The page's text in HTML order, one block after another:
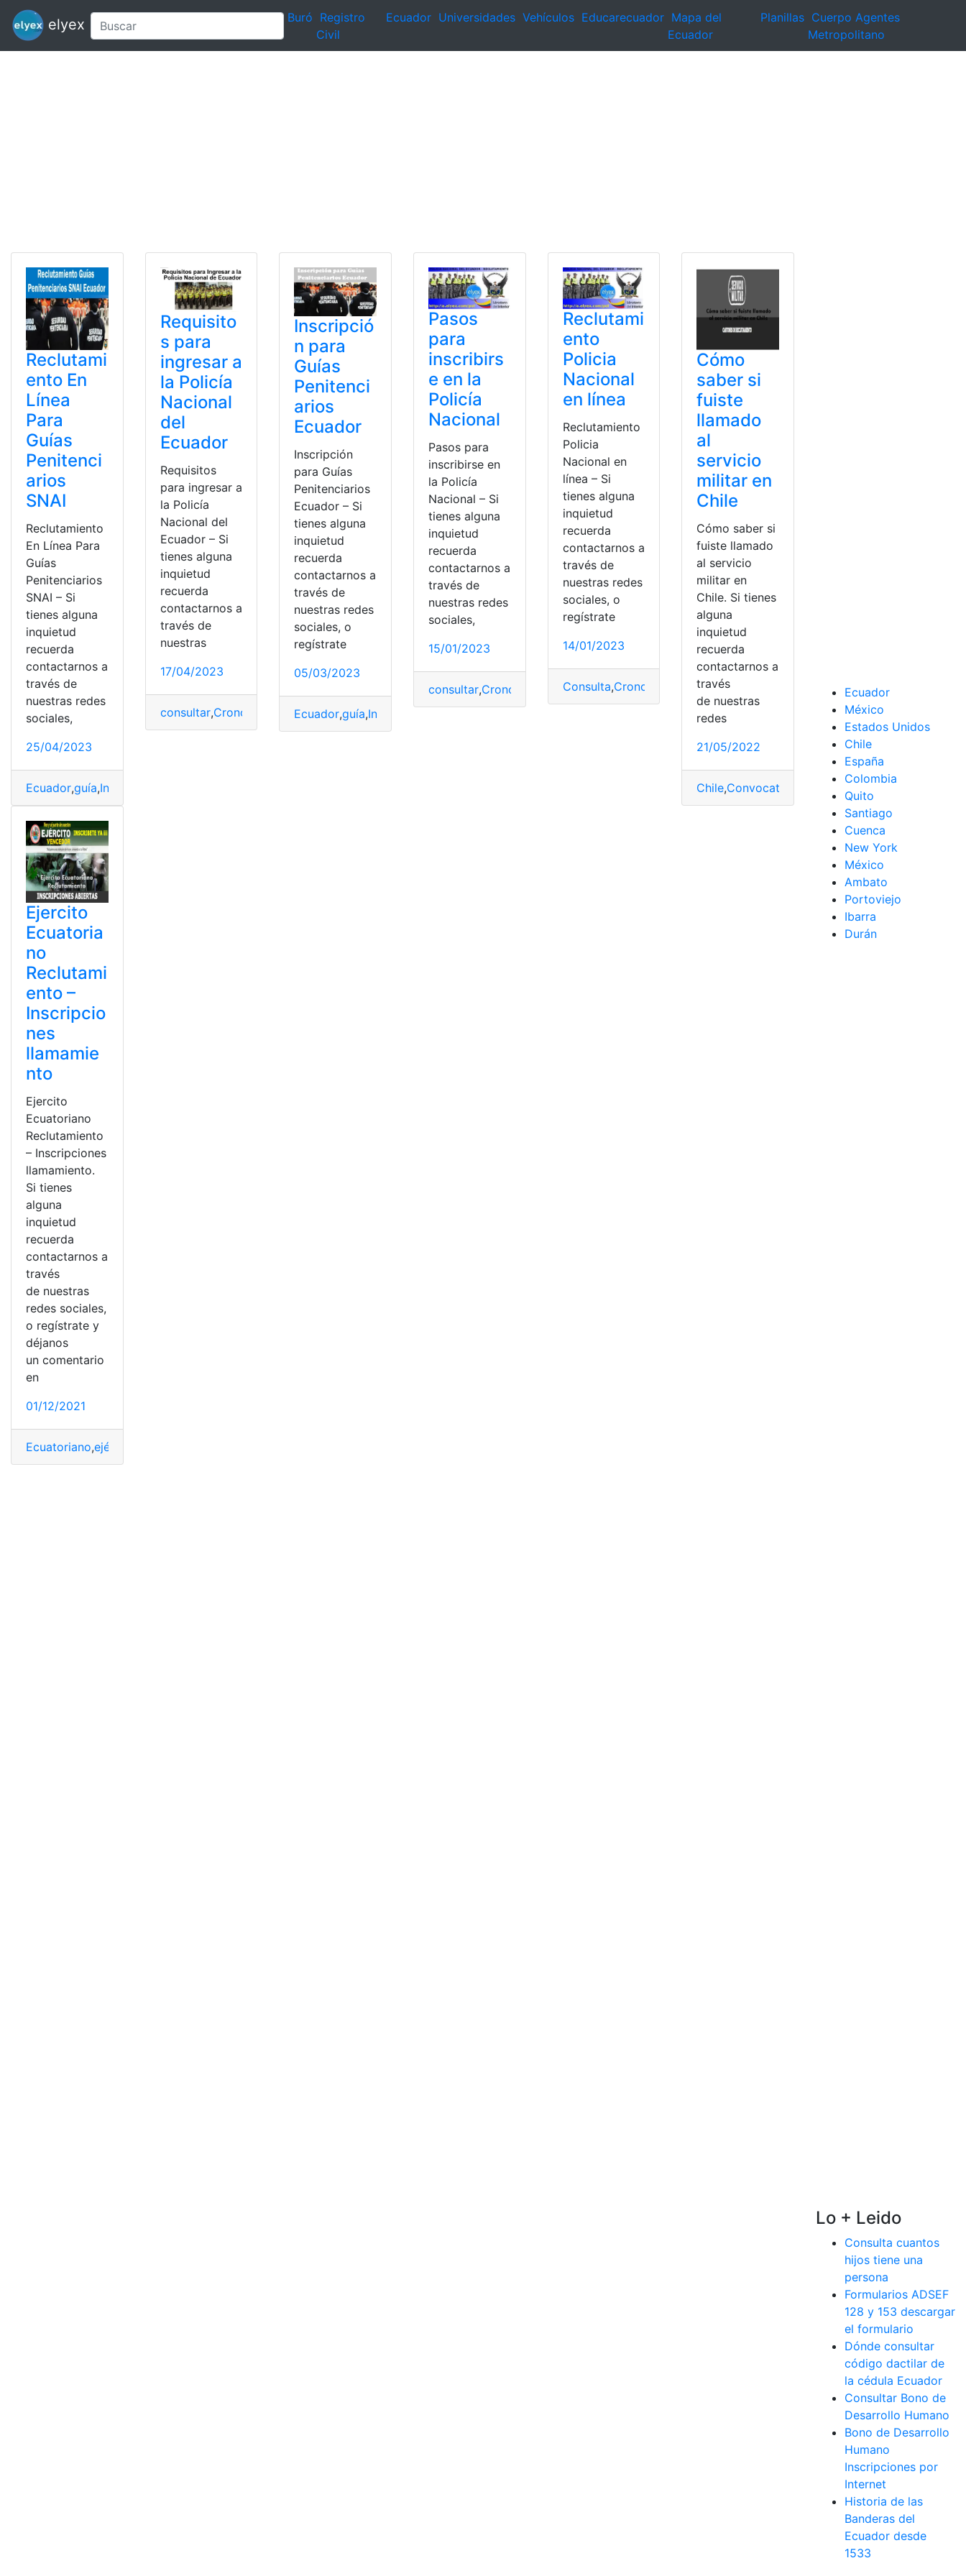
elyex Buró Registro
Civil
Ecuador Universidades Vehículos Educarecuador Mapa del
Ecuador
Planillas Cuerpo Agentes
Metropolitano
Reclutami
ento En
Línea
Para
Guías
Penitenci
arios
SNAI
Reclutamiento
En Línea Para
Guías
Penitenciarios
SNAI – Si
tienes alguna
inquietud
recuerda
contactarnos a
través de
nuestras redes
sociales,
25/04/2023
Ecuador,guía,Inscripción
Requisito
s para
ingresar a
la Policía
Nacional
del
Ecuador
Requisitos
para ingresar a
la Policía
Nacional del
Ecuador – Si
tienes alguna
inquietud
recuerda
contactarnos a
través de
nuestras
17/04/2023
consultar,Cronograma reclutamiento,Ecuador
Inscripció
n para
Guías
Penitenci
arios
Ecuador
Inscripción
para Guías
Penitenciarios
Ecuador – Si
tienes alguna
inquietud
recuerda
contactarnos a
través de
nuestras redes
sociales, o
regístrate
05/03/2023
Ecuador,guía,Inscripción Requisitos
Pasos
para
inscribirs
e en la
Policía
Nacional
Pasos para
inscribirse en
la Policía
Nacional – Si
tienes alguna
inquietud
recuerda
contactarnos a
través de
nuestras redes
sociales,
15/01/2023
consultar,Cronograma Empleo,Inscripción Llamamiento, Reclutamiento
Reclutami
ento
Policia
Nacional
en línea
Reclutamiento
Policia
Nacional en
línea – Si
tienes alguna
inquietud
recuerda
contactarnos a
través de
nuestras redes
sociales, o
regístrate
14/01/2023
Consulta,Cronograma Empleo,Inscripción Llamamiento
Cómo
saber si
fuiste
llamado
al
servicio
militar en
Chile
Cómo saber si
fuiste llamado
al servicio
militar en
Chile. Si tienes
alguna
inquietud
recuerda
contactarnos a
través
de nuestras
redes
21/05/2022
Chile,Convocatoria Llamamiento,militar
Ejercito
Ecuatoria
no
Reclutami
ento –
Inscripcio
nes
llamamie
nto
Ejercito
Ecuatoriano
Reclutamiento
– Inscripciones
llamamiento.
Si tienes
alguna
inquietud
recuerda
contactarnos a
través
de nuestras
redes sociales,
o regístrate y
déjanos
un comentario
en
01/12/2021
Ecuatoriano,ejército
Ecuador
México
Estados Unidos
Chile
España
Colombia
Quito
Santiago
Cuenca
New York
México
Ambato
Portoviejo
Ibarra
Durán
Lo + Leido
Consulta cuantos
hijos tiene una
persona
Formularios ADSEF
128 y 153 descargar
el formulario
Dónde consultar
código dactilar de
la cédula Ecuador
Consultar Bono de
Desarrollo Humano
Bono de Desarrollo
Humano
Inscripciones por
Internet
Historia de las
Banderas del
Ecuador desde
1533